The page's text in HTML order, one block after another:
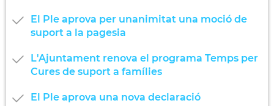
El Ple aprova per unanimitat una moció de
suport a la pagesia
L'Ajuntament renova el programa Temps per
Cures de suport a famílies
El Ple aprova una nova declaració